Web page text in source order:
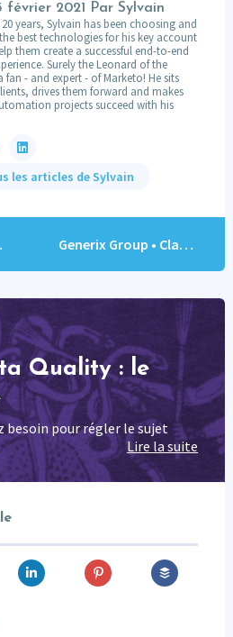
février 2021
Par Sylvain
years, Sylvain has been choosing and
best technologies for his key account
them create a successful end-to-end
Surely the Leonard of the
fan - and expert - of Marketo! He sits
drives them forward and makes
projects succeed with his
les articles de Sylvain
Generix Group • Clara Guénand
Quality : le
besoin pour régler le sujet
Lire la suite